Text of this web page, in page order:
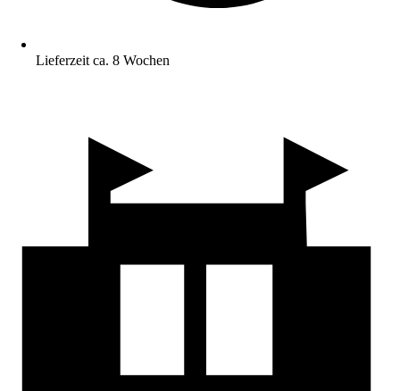
Lieferzeit ca. 8 Wochen